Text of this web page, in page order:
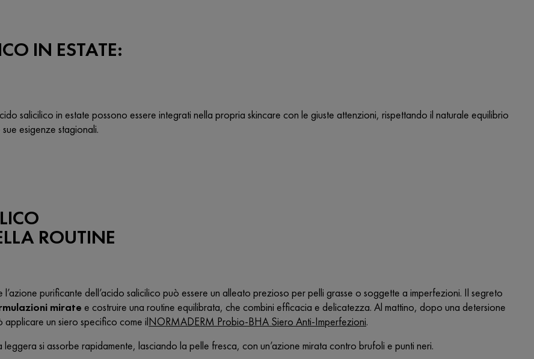
IN ESTATE:
salicilico in estate possono essere integrati nella propria skincare con le giuste attenzioni, rispettando il naturale equilibrio
esigenze stagionali.
ROUTINE
l’azione purificante dell’acido salicilico può essere un alleato prezioso per pelli grasse o soggette a imperfezioni. Il segreto
mirate e costruire una routine equilibrata, che combini efficacia e delicatezza. Al mattino, dopo una detersione
applicare un siero specifico come ilNORMADERM Probio-BHA Siero Anti-Imperfezioni.
leggera si assorbe rapidamente, lasciando la pelle fresca, con un’azione mirata contro brufoli e punti neri.